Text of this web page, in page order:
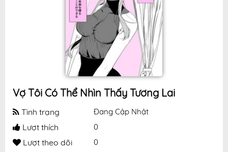
Vợ Tôi Có Thể Nhìn Thấy Tương Lai
Tình trạng Đang Cập Nhật
Lượt thích 0
Lượt theo dõi 0